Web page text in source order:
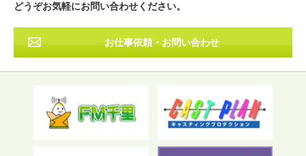
フリーワード検索
どうぞお気軽にお問い合わせください。
お仕事依頼・お問い合わせ